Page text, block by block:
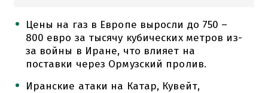
Цены на газ в Европе выросли до 750 –
800 евро за тысячу кубических метров из-
за войны в Иране, что влияет на
поставки через Ормузский пролив.
Иранские атаки на Катар, Кувейт,